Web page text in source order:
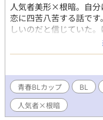
人気者美形×根暗。自分
恋に四苦八苦する話で
しいのだと信じていた
平等で、こんなにも息
いるような男に恋をし
生同士。リア充美形と
とで始まる恋の話。少
青春BLカップ​ BL
人気者×根暗